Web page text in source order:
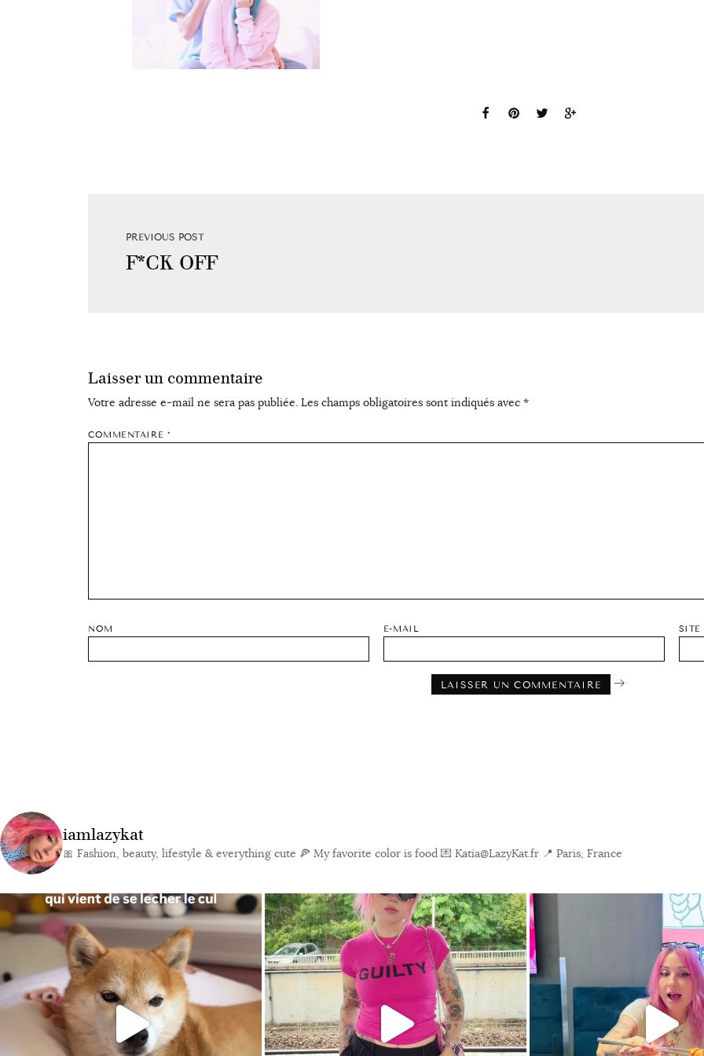
PREVIOUS POST
F*CK OFF
Laisser un commentaire
Votre adresse e-mail ne sera pas publiée. Les champs obligatoires sont indiqués avec *
COMMENTAIRE *
NOM E-MAIL SITE
iamlazykat
🎀 Fashion, beauty, lifestyle & everything cute 🍕 My favorite color is food 💌 Katia@LazyKat.fr 📍 Paris, France